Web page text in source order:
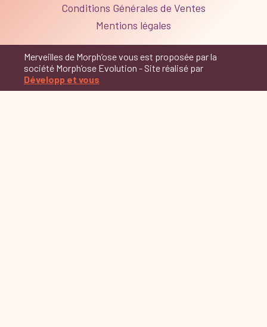
Conditions Générales de Ventes
Mentions légales
Merveilles de Morph’ose vous est proposée par la
société Morph’ose Evolution - Site réalisé par
Développ et vous